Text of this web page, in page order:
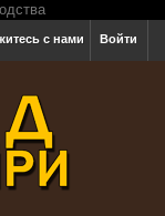
Войти
с нами